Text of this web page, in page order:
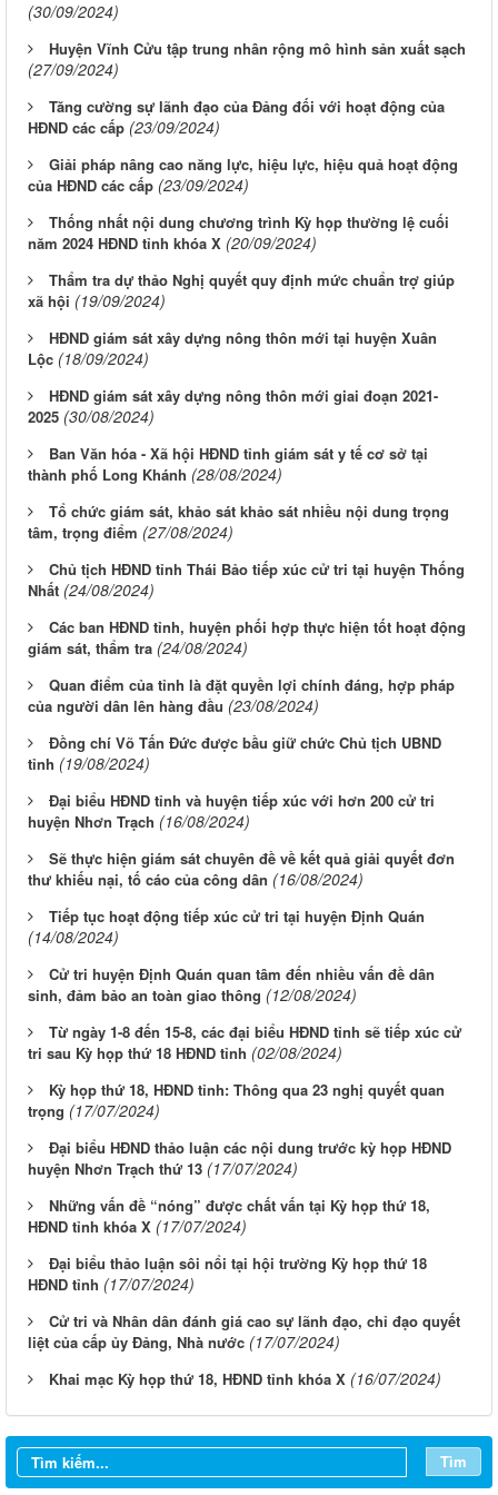
(30/09/2024)
Huyện Vĩnh Cửu tập trung nhân rộng mô hình sản xuất sạch
(27/09/2024)
Tăng cường sự lãnh đạo của Đảng đối với hoạt động của
HĐND các cấp (23/09/2024)
Giải pháp nâng cao năng lực, hiệu lực, hiệu quả hoạt động
của HĐND các cấp (23/09/2024)
Thống nhất nội dung chương trình Kỳ họp thường lệ cuối
năm 2024 HĐND tỉnh khóa X (20/09/2024)
Thẩm tra dự thảo Nghị quyết quy định mức chuẩn trợ giúp
xã hội (19/09/2024)
HĐND giám sát xây dựng nông thôn mới tại huyện Xuân
Lộc (18/09/2024)
HĐND giám sát xây dựng nông thôn mới giai đoạn 2021-
2025 (30/08/2024)
Ban Văn hóa - Xã hội HĐND tỉnh giám sát y tế cơ sở tại
thành phố Long Khánh (28/08/2024)
Tổ chức giám sát, khảo sát khảo sát nhiều nội dung trọng
tâm, trọng điểm (27/08/2024)
Chủ tịch HĐND tỉnh Thái Bảo tiếp xúc cử tri tại huyện Thống
Nhất (24/08/2024)
Các ban HĐND tỉnh, huyện phối hợp thực hiện tốt hoạt động
giám sát, thẩm tra (24/08/2024)
Quan điểm của tỉnh là đặt quyền lợi chính đáng, hợp pháp
của người dân lên hàng đầu (23/08/2024)
Đồng chí Võ Tấn Đức được bầu giữ chức Chủ tịch UBND
tỉnh (19/08/2024)
Đại biểu HĐND tỉnh và huyện tiếp xúc với hơn 200 cử tri
huyện Nhơn Trạch (16/08/2024)
Sẽ thực hiện giám sát chuyên đề về kết quả giải quyết đơn
thư khiếu nại, tố cáo của công dân (16/08/2024)
Tiếp tục hoạt động tiếp xúc cử tri tại huyện Định Quán
(14/08/2024)
Cử tri huyện Định Quán quan tâm đến nhiều vấn đề dân
sinh, đảm bảo an toàn giao thông (12/08/2024)
Từ ngày 1-8 đến 15-8, các đại biểu HĐND tỉnh sẽ tiếp xúc cử
tri sau Kỳ họp thứ 18 HĐND tỉnh (02/08/2024)
Kỳ họp thứ 18, HĐND tỉnh: Thông qua 23 nghị quyết quan
trọng (17/07/2024)
Đại biểu HĐND thảo luận các nội dung trước kỳ họp HĐND
huyện Nhơn Trạch thứ 13 (17/07/2024)
Những vấn đề “nóng” được chất vấn tại Kỳ họp thứ 18,
HĐND tỉnh khóa X (17/07/2024)
Đại biểu thảo luận sôi nổi tại hội trường Kỳ họp thứ 18
HĐND tỉnh (17/07/2024)
Cử tri và Nhân dân đánh giá cao sự lãnh đạo, chỉ đạo quyết
liệt của cấp ủy Đảng, Nhà nước (17/07/2024)
Khai mạc Kỳ họp thứ 18, HĐND tỉnh khóa X (16/07/2024)
Tìm
Từ ngày 03/8/2026 đến ngày 09/8/2026
Từ ngày 27/7/2026 đến ngày 02/8/2026
Từ ngày 20/7/2026 đến ngày 26/7/2026